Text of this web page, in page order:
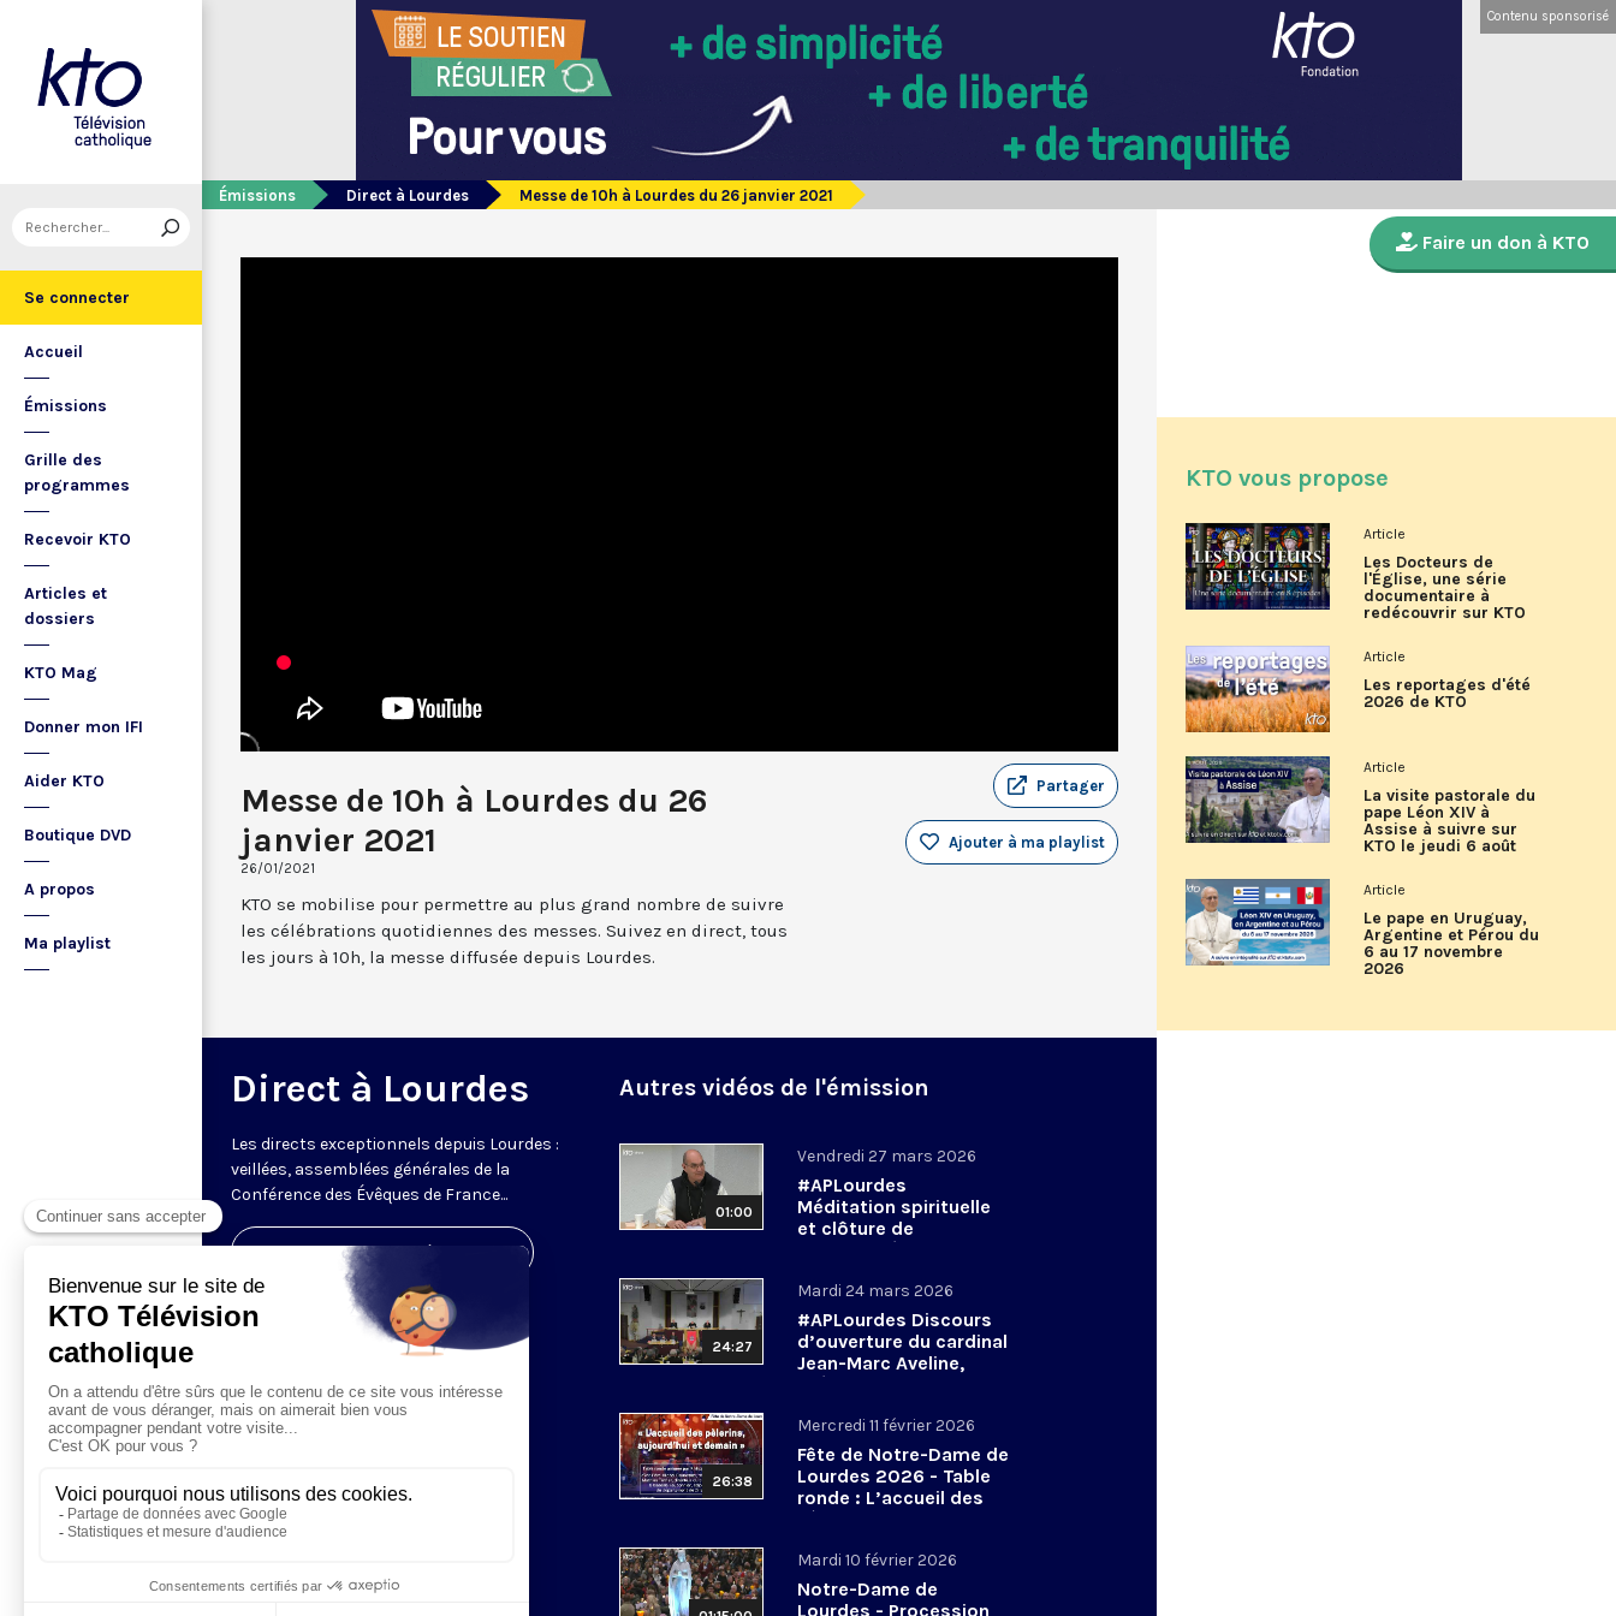
Se connecter
Accueil
Émissions
Grille des
programmes
Recevoir KTO
Articles et
dossiers
KTO Mag
Donner mon IFI
Aider KTO
Boutique DVD
A propos
Ma playlist
Contenu sponsorisé
Émissions Direct à Lourdes Messe de 10h à Lourdes du 26 janvier 2021
Messe de 10h à Lourdes du 26
janvier 2021
26/01/2021
Partager
Ajouter à ma playlist
KTO se mobilise pour permettre au plus grand nombre de suivre
les célébrations quotidiennes des messes. Suivez en direct, tous
les jours à 10h, la messe diffusée depuis Lourdes.
Direct à Lourdes
Les directs exceptionnels depuis Lourdes :
veillées, assemblées générales de la
Conférence des Évêques de France...
Visiter la page de l'émission
Autres vidéos de l'émission
01:00
Vendredi 27 mars 2026
#APLourdes
Méditation spirituelle
et clôture de
l’Assemblée des
mars 2026
24:27
Mardi 24 mars 2026
#APLourdes Discours
d’ouverture du cardinal
Jean-Marc Aveline,
président de la CEF -
26:38
Mercredi 11 février 2026
Fête de Notre-Dame de
Lourdes 2026 - Table
ronde : L’accueil des
pèlerins, aujourd’hui et
Mardi 10 février 2026
Notre-Dame de
Lourdes - Procession
Faire un don à KTO
KTO vous propose
Article
Les Docteurs de
l'Église, une série
documentaire à
redécouvrir sur KTO
Article
Les reportages d'été
2026 de KTO
Article
La visite pastorale du
pape Léon XIV à
Assise à suivre sur
KTO le jeudi 6 août
Article
Le pape en Uruguay,
Argentine et Pérou du
6 au 17 novembre
2026